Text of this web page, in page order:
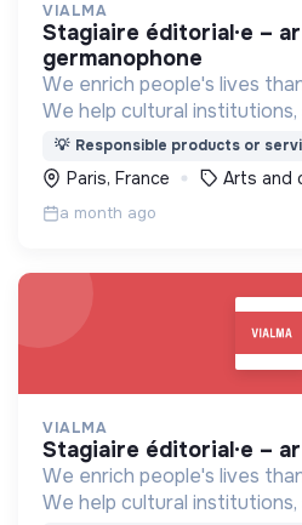
VIALMA
stagiaire éditorial·e – art & streaming -
germanophone
We enrich people's lives
We help cultural institutions,
improve their audiences'
programmes available
💡 Responsible products or
Paris, France Arts and
a month ago
VIALMA
stagiaire éditorial·e –
We enrich people's lives
We help cultural institutions,